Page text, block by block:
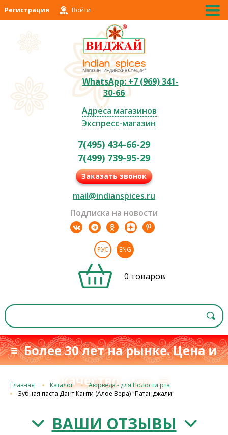
Регистрация Войти
WhatsApp: +7 (969) 341-
30-66
Адреса магазинов
Экспресс-магазин
7(495) 434-66-29
7(499) 739-95-29
Заказать звонок
mail@indianspices.ru
Подписка на новости
РУС ENG
0 товаров
≡ Более 30 лет на рынке. Цена и
качествос 1993 г.≡
Главная Каталог
Аюрведа - для Полости рта
Зубная паста Дант Канти (Алое Вера) "Патанджали"
ВАШИ ОТЗЫВЫ